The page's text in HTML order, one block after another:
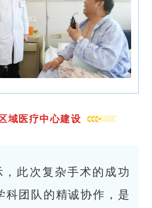
域医疗中心建设
此次复杂手术的成功
科团队的精诚协作，是